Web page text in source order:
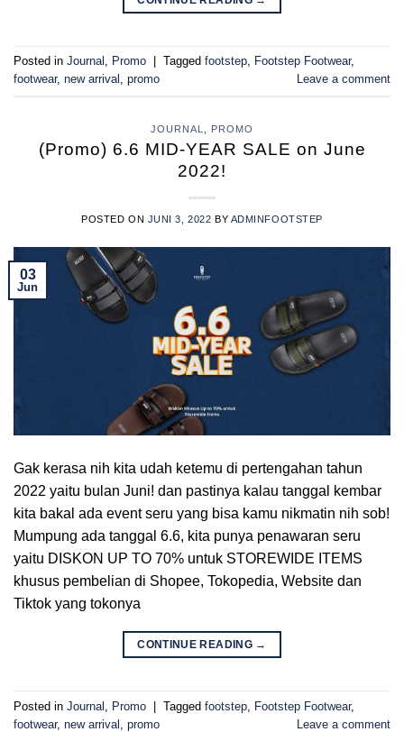
Posted in Journal Promo Tagged footstep Footstep Footwear,
footwear, new arrival promo Leave a comment
JOURNAL PROMO
(Promo) 6.6 MID-YEAR SALE on June
2022!
POSTED ON JUNI 3, 2022 BY ADMINFOOTSTEP
03
Jun
Gak kerasa nih kita udah ketemu di pertengahan tahun
2022 yaitu bulan Juni! dan pastinya kalau tanggal kembar
kita bakal ada event seru yang bisa kamu nikmatin nih sob!
Mumpung ada tanggal 6.6, kita punya penawaran seru
yaitu DISKON UP TO 70% untuk STOREWIDE ITEMS
khusus pembelian di Shopee, Tokopedia, Website dan
Tiktok yang tokonya
CONTINUE READING →
Posted in Journal Promo | Tagged footstep Footstep Footwear,
footwear, new arrival promo Leave a comment